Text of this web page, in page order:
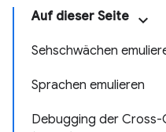
Auf dieser Seite
Sehschwächen
Sprachen emulieren
Debugging der